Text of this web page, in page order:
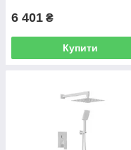
6 401 ₴
Купити